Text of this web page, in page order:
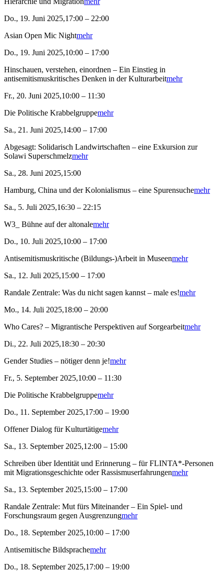
Do., 19. Juni 2025,17:00 – 22:00
Asian Open Mic Nightmehr
Do., 19. Juni 2025,10:00 – 17:00
Hinschauen, verstehen, einordnen – Ein Einstieg in
antisemitismuskritisches Denken in der Kulturarbeitmehr
Fr., 20. Juni 2025,10:00 – 11:30
Die Politische Krabbelgruppemehr
Sa., 21. Juni 2025,14:00 – 17:00
Abgesagt: Solidarisch Landwirtschaften – eine Exkursion zur
Solawi Superschmelzmehr
Sa., 28. Juni 2025,15:00
Hamburg, China und der Kolonialismus – eine Spurensuchemehr
Sa., 5. Juli 2025,16:30 – 22:15
W3_ Bühne auf der altonalemehr
Do., 10. Juli 2025,10:00 – 17:00
Antisemitismuskritische (Bildungs-)Arbeit in Museenmehr
Sa., 12. Juli 2025,15:00 – 17:00
Randale Zentrale: Was du nicht sagen kannst – male es!mehr
Mo., 14. Juli 2025,18:00 – 20:00
Who Cares? – Migrantische Perspektiven auf Sorgearbeitmehr
Di., 22. Juli 2025,18:30 – 20:30
Gender Studies – nötiger denn je!mehr
Fr., 5. September 2025,10:00 – 11:30
Die Politische Krabbelgruppemehr
Do., 11. September 2025,17:00 – 19:00
Offener Dialog für Kulturtätigemehr
Sa., 13. September 2025,12:00 – 15:00
Schreiben über Identität und Erinnerung – für FLINTA*-Personen
mit Migrationsgeschichte oder Rassismuserfahrungenmehr
Sa., 13. September 2025,15:00 – 17:00
Randale Zentrale: Mut fürs Miteinander – Ein Spiel- und
Forschungsraum gegen Ausgrenzungmehr
Do., 18. September 2025,10:00 – 17:00
Antisemitische Bildsprachemehr
Do., 18. September 2025,17:00 – 19:00